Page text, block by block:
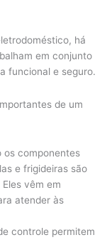
há
em conjunto
funcional e seguro.
de um
os componentes
e frigideiras são
vêm em
atender às
controle permitem